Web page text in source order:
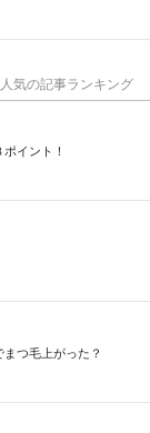
人気の記事ランキング
イント！
つ毛上がった？